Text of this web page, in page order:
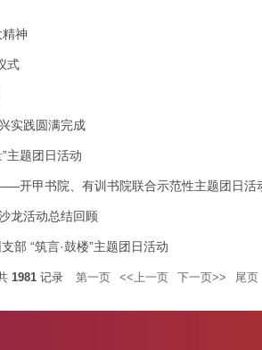
神
式
实践圆满完成
主题团日活动
开甲书院、有训书院联合示范性主题团日活
龙活动总结回顾
部 “筑言·鼓楼”主题团日活动
1981记录 第一页 <<上一页 下一页>> 尾页